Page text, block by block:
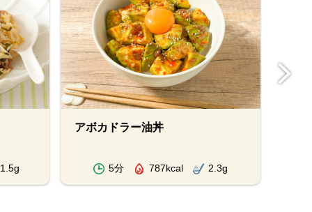
1.5g
アボカドラー油丼
5分 787kcal 2.3g